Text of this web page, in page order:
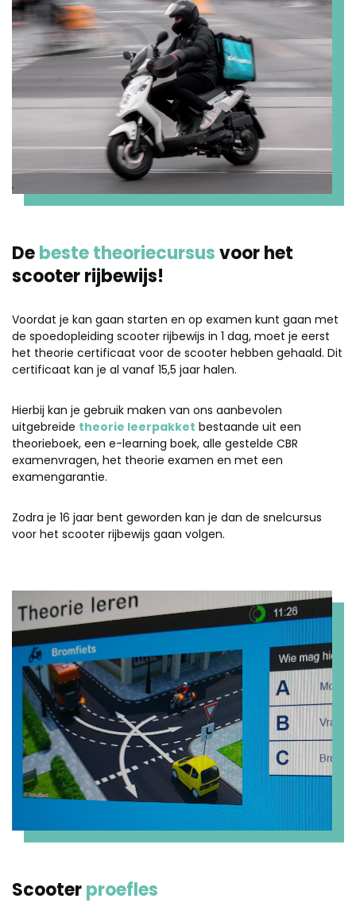
Debeste theoriecursusvoor het
scooter rijbewijs!
Voordat je kan gaan starten en op examen kunt gaan met
de spoedopleiding scooter rijbewijs in 1 dag, moet je eerst
het theorie certificaat voor de scooter hebben gehaald. Dit
certificaat kan je al vanaf 15,5 jaar halen.
Hierbij kan je gebruik maken van ons aanbevolen
uitgebreide theorie leerpakket bestaande uit een
theorieboek, een e-learning boek, alle gestelde CBR
examenvragen, het theorie examen en met een
examengarantie.
Zodra je 16 jaar bent geworden kan je dan de snelcursus
voor het scooter rijbewijs gaan volgen.
Scooterproefles